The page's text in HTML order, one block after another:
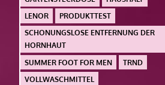
LENOR
PRODUKTTEST
SCHONUNGSLOSE ENTFERNUNG DER
HORNHAUT
SUMMER FOOT FOR MEN
TRND
VOLLWASCHMITTEL